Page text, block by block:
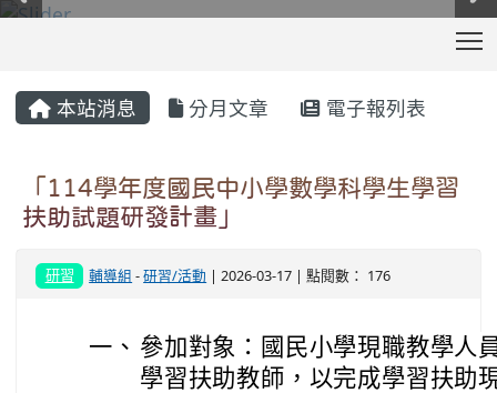
本站消息 分月文章 電子報列表
「114學年度國民中小學數學科學生學習
扶助試題研發計畫」
研習 輔導組 -研習/活動 | 2026-03-17 | 點閱數： 176
一、 參加對象：國民小學現職教學人
學習扶助教師，以完成學習扶助